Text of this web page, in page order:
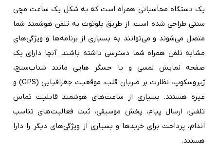
یک دستگاه محاسباتی همراه است که به شکل یک ساعت مچی
سنتی طراحی شده است. از طریق بلوتوث به تلفن هوشمند شما
متصل می‌شوند و می‌توانند به بسیاری از برنامه‌ها و ویژگی‌های
مشابه تلفن همراه شما دسترسی داشته باشند. آنها دارای یک
صفحه نمایش لمسی و با حسگر هایی مانند شتاب‌سنج،
ژیروسکوپ، نظارت بر ضربان قلب، موقعیت جغرافیایی (GPS) و
غیره هستند. بسیاری از ساعت‌های هوشمند قابلیت تماس
تلفنی، ارسال پیام، پخش موسیقی، ثبت فعالیت‌های تناسب
اندام، پرداخت برای خریدها و بسیاری از ویژگی‌های دیگر را دارا
هستند.